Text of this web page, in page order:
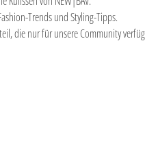
Trends und Styling-Tipps.
die nur für unsere Community